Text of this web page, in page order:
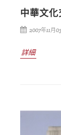
中華文化
2007年11月
詳細